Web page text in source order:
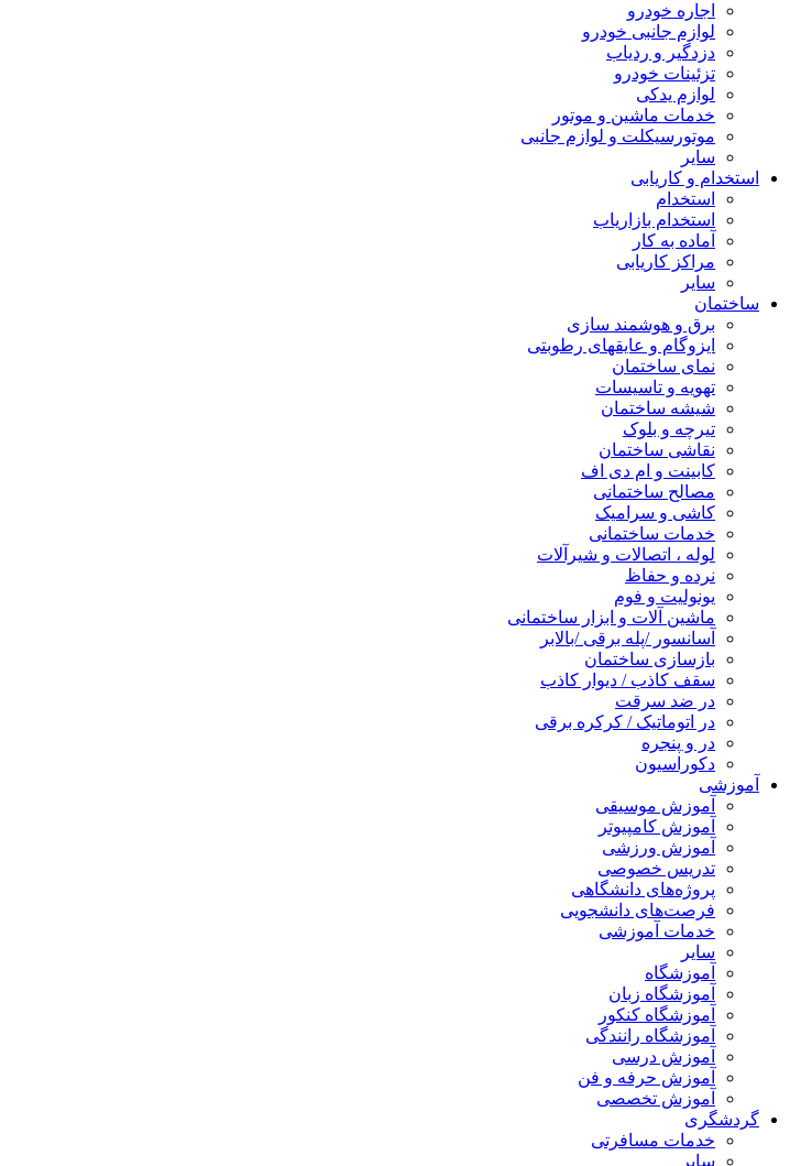
اجاره خودرو
لوازم جانبی خودرو
دزدگیر و ردیاب
تزئینات خودرو
لوازم یدکی
خدمات ماشین و موتور
موتورسیکلت و لوازم جانبی
سایر
استخدام و کاریابی
استخدام
استخدام بازاریاب
آماده به کار
مراکز کاریابی
سایر
ساختمان
برق و هوشمند سازی
ایزوگام و عایقهای رطوبتی
نمای ساختمان
تهویه و تاسیسات
شیشه ساختمان
تیرچه و بلوک
نقاشی ساختمان
کابینت و ام دی اف
مصالح ساختمانی
کاشی و سرامیک
خدمات ساختمانی
لوله ، اتصالات و شیرآلات
نرده و حفاظ
یونولیت و فوم
ماشین آلات و ابزار ساختمانی
آسانسور /پله برقی /بالابر
بازسازی ساختمان
سقف کاذب / دیوار کاذب
در ضد سرقت
در اتوماتیک / کرکره برقی
در و پنجره
دکوراسیون
آموزشی
آموزش موسیقی
آموزش کامپیوتر
آموزش ورزشی
تدریس خصوصی
پروژه‌های دانشگاهی
فرصت‌های دانشجویی
خدمات آموزشی
سایر
آموزشگاه
آموزشگاه زبان
آموزشگاه کنکور
آموزشگاه رانندگی
آموزش درسی
آموزش حرفه و فن
آموزش تخصصی
گردشگری
خدمات مسافرتی
سایر